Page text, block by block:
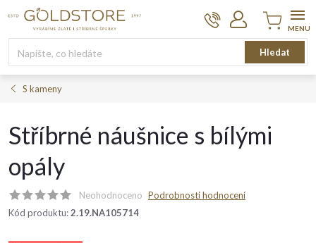
Hledat
Nákupní
košík
S kameny
Stříbrné náušnice s bílými
opály
Neohodnoceno Podrobnosti hodnocení
Kód produktu:2.19.NA105714